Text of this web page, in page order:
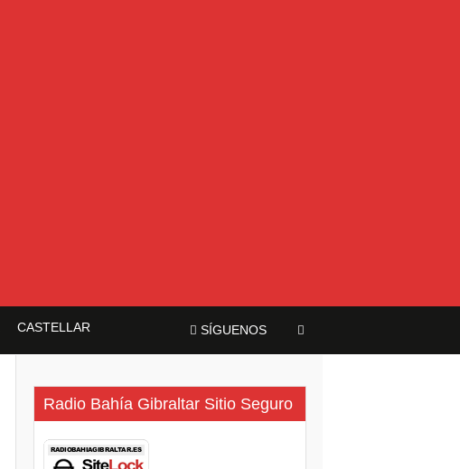
CASTELLAR SÍGUENOS
Radio Bahía Gibraltar Sitio Seguro